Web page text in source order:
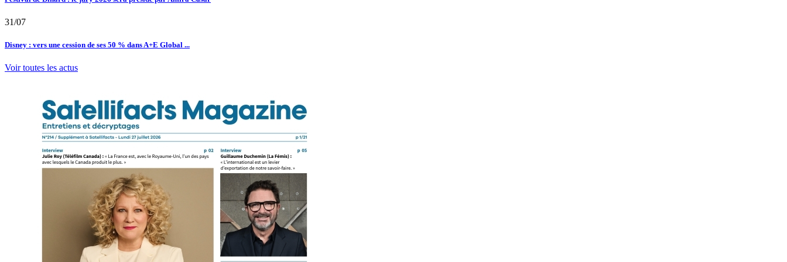
31/07
Disney : vers une cession de ses 50 % dans A+E Global ...
Voir toutes les actus